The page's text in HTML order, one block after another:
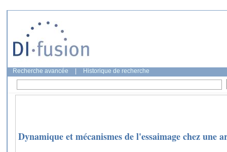
Recherche avancée Historique de recherche
Dynamique et mécanismes de l'essaimage chez une